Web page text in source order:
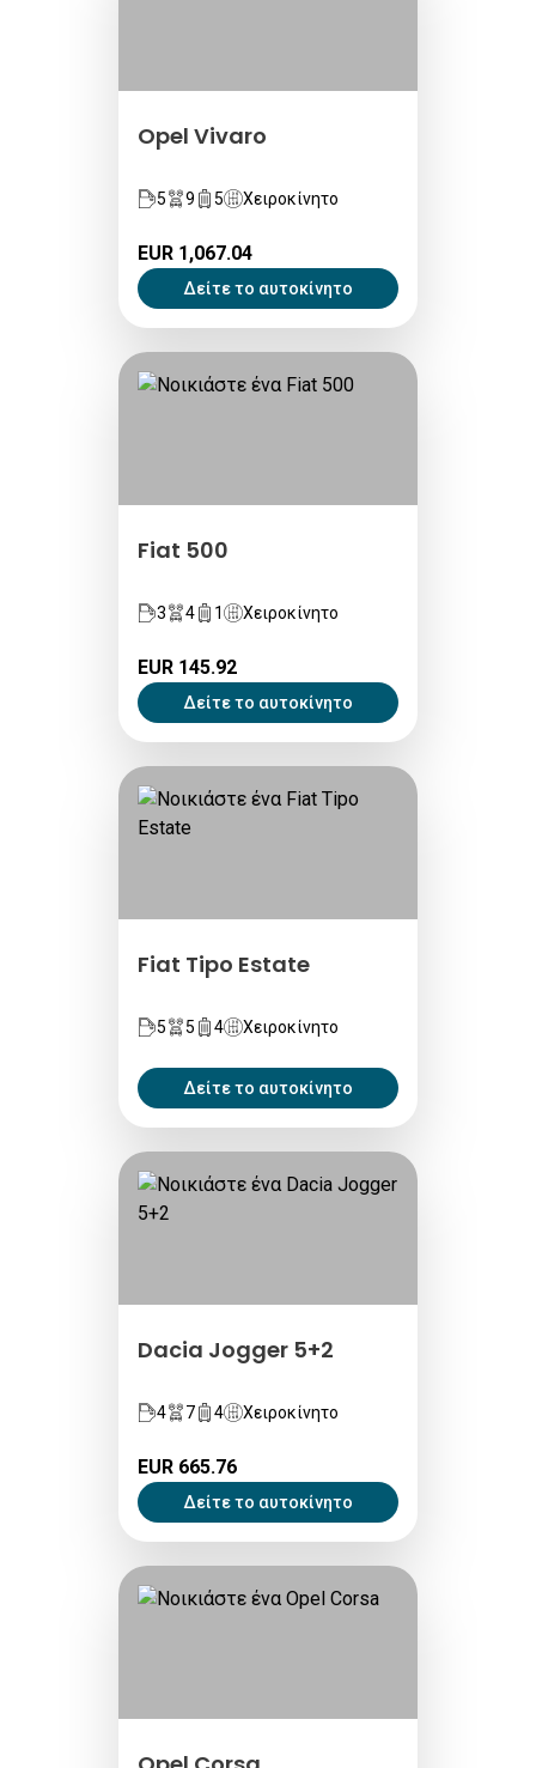
Opel Vivaro
5 9 5 Χειροκίνητο
EUR 1,067.04
Δείτε το αυτοκίνητο
Fiat 500
3 4 1 Χειροκίνητο
EUR 145.92
Δείτε το αυτοκίνητο
Fiat Tipo Estate
5 5 4 Χειροκίνητο
Δείτε το αυτοκίνητο
Dacia Jogger 5+2
4 7 4 Χειροκίνητο
EUR 665.76
Δείτε το αυτοκίνητο